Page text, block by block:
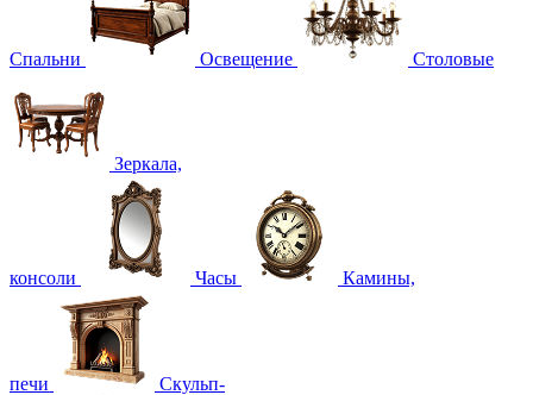
Спальни Освещение Столовые
Зеркала,
консоли Часы Камины,
печи Скульп-